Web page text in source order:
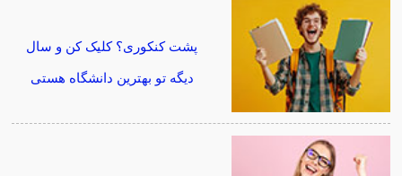
پشت کنکوری؟ کلیک کن و سال
دیگه تو بهترین دانشگاه هستی